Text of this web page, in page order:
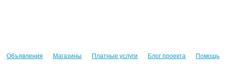
Объявления Магазины Платные услуги Блог проекта Помощь